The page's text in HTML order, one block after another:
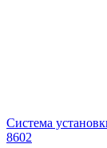
Система
8602